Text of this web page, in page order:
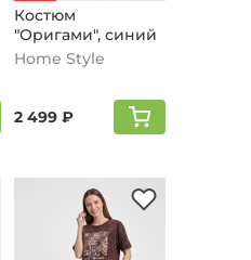
Костюм
"Оригами", синий
Home Style
2 499 ₽